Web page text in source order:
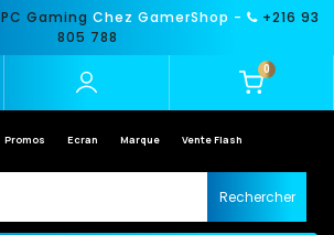
PC Gaming Chez GamerShop -
+216 93
805 788
0
Promos Ecran Marque Vente Flash
Rechercher